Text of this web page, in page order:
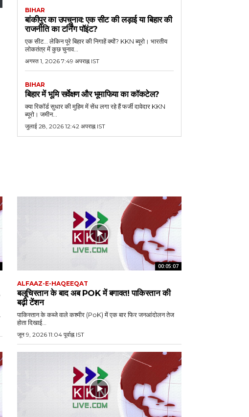
BIHAR
बांकीपुर का उपचुनाव: एक सीट की लड़ाई या बिहार की
राजनीति का टर्निंग पॉइंट?
एक सीट... लेकिन पूरे बिहार की निगाहें क्यों? KKN ब्यूरो। भारतीय
लोकतंत्र में कुछ चुनाव...
अगस्त 1, 2026 7:49 अपराह्न IST
BIHAR
बिहार में भूमि सर्वेक्षण और भूमाफिया का कॉकटेल?
क्या रिकॉर्ड सुधार की मुहिम में सेंध लगा रहे हैं फर्जी दावेदार KKN
ब्यूरो। जमीन...
जुलाई 28, 2026 12:42 अपराह्न IST
00:05:07
ALFAAZ-E-HAQEEQAT
बलूचिस्तान के बाद अब POK में बगावत! पाकिस्तान की
बढ़ी टेंशन
पाकिस्तान के कब्जे वाले कश्मीर (PoK) में एक बार फिर जनआंदोलन तेज
होता दिखाई...
जून 9, 2026 11:04 पूर्वाह्न IST